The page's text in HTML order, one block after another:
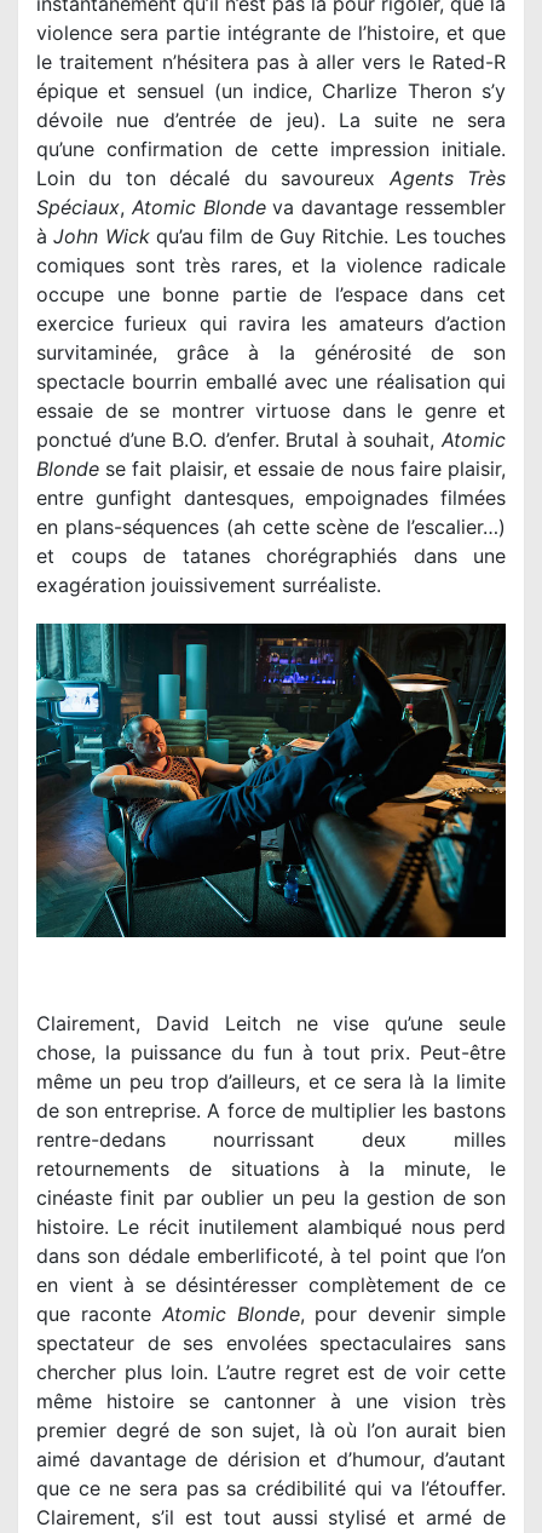
violence sera partie intégrante de l’histoire, et que
le traitement n’hésitera pas à aller vers le Rated-R
épique et sensuel (un indice, Charlize Theron s’y
dévoile nue d’entrée de jeu). La suite ne sera
qu’une confirmation de cette impression initiale.
Loin du ton décalé du savoureux Agents Très
Spéciaux, Atomic Blondeva davantage ressembler
àJohn Wickqu’au film de Guy Ritchie. Les touches
comiques sont très rares, et la violence radicale
occupe une bonne partie de l’espace dans cet
exercice furieux qui ravira les amateurs d’action
survitaminée, grâce à la générosité de son
spectacle bourrin emballé avec une réalisation qui
essaie de se montrer virtuose dans le genre et
ponctué d’une B.O. d’enfer. Brutal à souhait, Atomic
Blonde se fait plaisir, et essaie de nous faire plaisir,
entre gunfight dantesques, empoignades filmées
en plans-séquences (ah cette scène de l’escalier…)
et coups de tatanes chorégraphiés dans une
exagération jouissivement surréaliste.
Clairement, David Leitch ne vise qu’une seule
chose, la puissance du fun à tout prix. Peut-être
même un peu trop d’ailleurs, et ce sera là la limite
de son entreprise. A force de multiplier les bastons
rentre-dedans nourrissant deux milles
retournements de situations à la minute, le
cinéaste finit par oublier un peu la gestion de son
histoire. Le récit inutilement alambiqué nous perd
dans son dédale emberlificoté, à tel point que l’on
en vient à se désintéresser complètement de ce
que raconte Atomic Blonde, pour devenir simple
spectateur de ses envolées spectaculaires sans
chercher plus loin. L’autre regret est de voir cette
même histoire se cantonner à une vision très
premier degré de son sujet, là où l’on aurait bien
aimé davantage de dérision et d’humour, d’autant
que ce ne sera pas sa crédibilité qui va l’étouffer.
Clairement, s’il est tout aussi stylisé et armé de